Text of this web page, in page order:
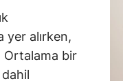
yer alırken,
Ortalama bir
dahil